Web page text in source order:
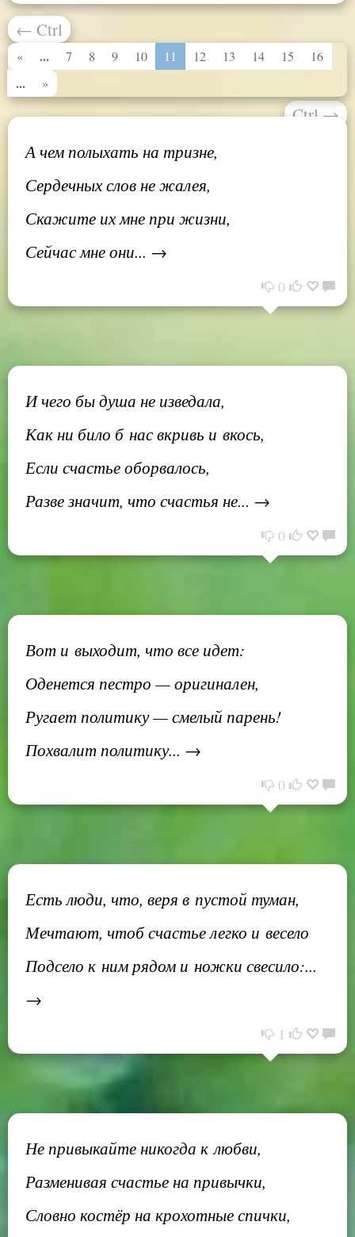
← Ctrl
« ... 7 8 9 10 11 12 13 14 15 16
... »
Ctrl →
А чем полыхать на тризне,
Сердечных слов не жалея,
Скажите их мне при жизни,
Сейчас мне они... →
0
И чего бы душа не изведала,
Как ни било б нас вкривь и вкось,
Если счастье оборвалось,
Разве значит, что счастья не... →
0
Вот и выходит, что все идет:
Оденется пестро — оригинален,
Ругает политику — смелый парень!
Похвалит политику... →
0
Есть люди, что, веря в пустой туман,
Мечтают, чтоб счастье легко и весело
Подсело к ним рядом и ножки свесило:...
→
1
Не привыкайте никогда к любви,
Разменивая счастье на привычки,
Словно костёр на крохотные спички,